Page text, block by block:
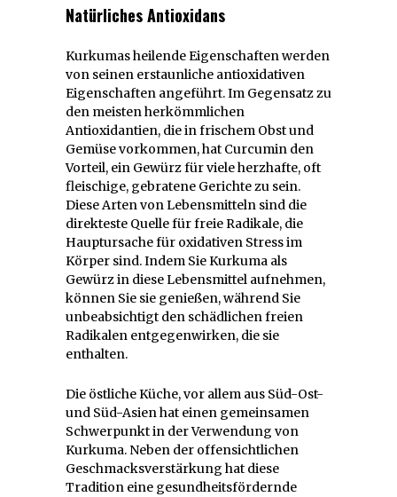
Natürliches Antioxidans
Kurkumas heilende Eigenschaften werden
von seinen erstaunliche antioxidativen
Eigenschaften angeführt. Im Gegensatz zu
den meisten herkömmlichen
Antioxidantien, die in frischem Obst und
Gemüse vorkommen, hat Curcumin den
Vorteil, ein Gewürz für viele herzhafte, oft
fleischige, gebratene Gerichte zu sein.
Diese Arten von Lebensmitteln sind die
direkteste Quelle für freie Radikale, die
Hauptursache für oxidativen Stress im
Körper sind. Indem Sie Kurkuma als
Gewürz in diese Lebensmittel aufnehmen,
können Sie sie genießen, während Sie
unbeabsichtigt den schädlichen freien
Radikalen entgegenwirken, die sie
enthalten.
Die östliche Küche, vor allem aus Süd-Ost-
und Süd-Asien hat einen gemeinsamen
Schwerpunkt in der Verwendung von
Kurkuma. Neben der offensichtlichen
Geschmacksverstärkung hat diese
Tradition eine gesundheitsfördernde